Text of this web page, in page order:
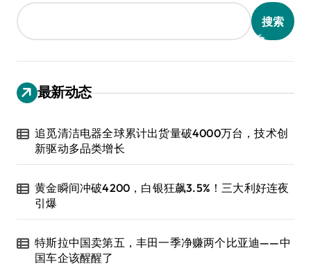
搜索
最新动态
追觅清洁电器全球累计出货量破4000万台，技术创
新驱动多品类增长
黄金瞬间冲破4200，白银狂飙3.5%！三大利好连夜
引爆
特斯拉中国卖第五，丰田一季净赚两个比亚迪——中
国车企该醒醒了